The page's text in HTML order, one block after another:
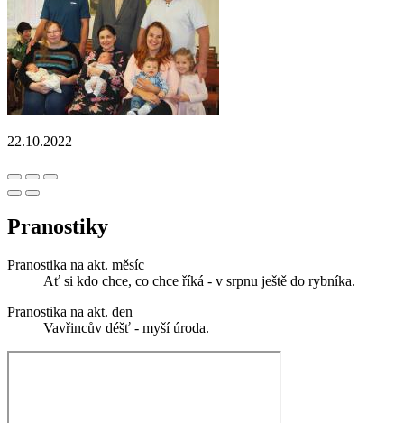
22.10.2022
Pranostiky
Pranostika na akt. měsíc
Ať si kdo chce, co chce říká - v srpnu ještě do rybníka.
Pranostika na akt. den
Vavřincův déšť - myší úroda.